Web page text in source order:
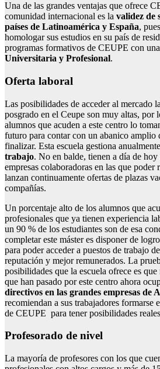
Una de las grandes ventajas que ofrece
comunidad internacional es la validez de
países de Latinoamérica y España,
homologar sus estudios en su país de
programas formativos de CEUPE con una
Universitaria y Profesional.
Oferta laboral
Las posibilidades de acceder al mercado
posgrado en el Ceupe son muy altas, por
alumnos que acuden a este centro lo
futuro para contar con un abanico amplio
finalizar. Esta escuela gestiona anualmente
trabajo. No en balde, tienen a día de
empresas colaboradoras en las que poder
lanzan continuamente ofertas de plazas
compañías.
Un porcentaje alto de los alumnos que
profesionales que ya tienen experiencia
un 90 % de los estudiantes son de esa
completar este máster es disponer de
para poder acceder a puestos de trabajo
reputación y mejor remunerados. La
posibilidades que la escuela ofrece es
que han pasado por este centro ahora
directivos en las grandes empresas de
recomiendan a sus trabajadores formarse
de CEUPE para tener posibilidades
Profesorado de nivel
La mayoría de profesores con los que